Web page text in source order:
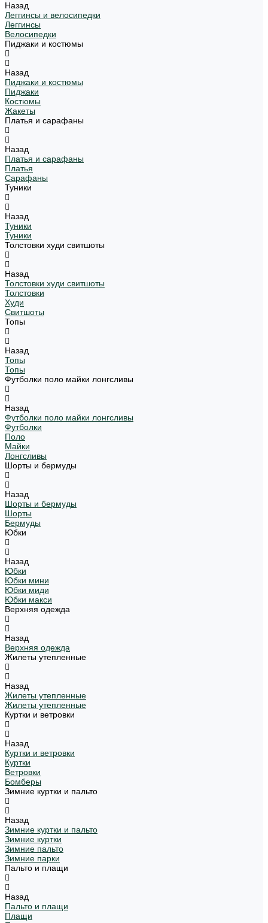
Назад
Леггинсы и велосипедки
Леггинсы
Велосипедки
Пиджаки и костюмы
Назад
Пиджаки и костюмы
Пиджаки
Костюмы
Жакеты
Платья и сарафаны
Назад
Платья и сарафаны
Платья
Сарафаны
Туники
Назад
Туники
Туники
Толстовки худи свитшоты
Назад
Толстовки худи свитшоты
Толстовки
Худи
Свитшоты
Топы
Назад
Топы
Топы
Футболки поло майки лонгсливы
Назад
Футболки поло майки лонгсливы
Футболки
Поло
Майки
Лонгсливы
Шорты и бермуды
Назад
Шорты и бермуды
Шорты
Бермуды
Юбки
Назад
Юбки
Юбки мини
Юбки миди
Юбки макси
Верхняя одежда
Назад
Верхняя одежда
Жилеты утепленные
Назад
Жилеты утепленные
Жилеты утепленные
Куртки и ветровки
Назад
Куртки и ветровки
Куртки
Ветровки
Бомберы
Зимние куртки и пальто
Назад
Зимние куртки и пальто
Зимние куртки
Зимние пальто
Зимние парки
Пальто и плащи
Назад
Пальто и плащи
Плащи